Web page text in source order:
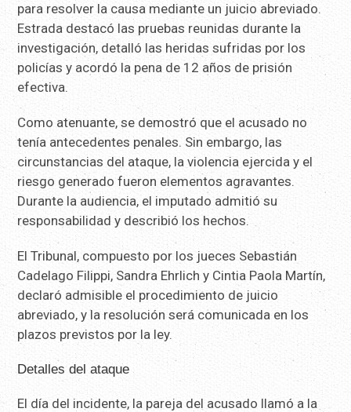
para resolver la causa mediante un juicio abreviado.
Estrada destacó las pruebas reunidas durante la
investigación, detalló las heridas sufridas por los
policías y acordó la pena de 12 años de prisión
efectiva.
Como atenuante, se demostró que el acusado no
tenía antecedentes penales. Sin embargo, las
circunstancias del ataque, la violencia ejercida y el
riesgo generado fueron elementos agravantes.
Durante la audiencia, el imputado admitió su
responsabilidad y describió los hechos.
El Tribunal, compuesto por los jueces Sebastián
Cadelago Filippi, Sandra Ehrlich y Cintia Paola Martín,
declaró admisible el procedimiento de juicio
abreviado, y la resolución será comunicada en los
plazos previstos por la ley.
Detalles del ataque
El día del incidente, la pareja del acusado llamó a la